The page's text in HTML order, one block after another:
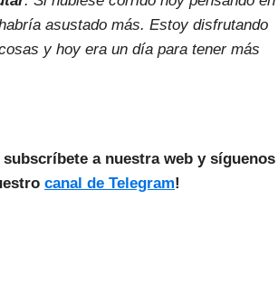
asustado más. Estoy disfrutando
y hoy era un día para tener más
a nuestra web y síguenos
canal de Telegram!